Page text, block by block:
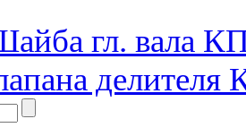
гл. вала